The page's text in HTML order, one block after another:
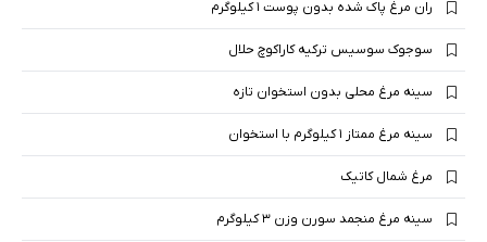
ران مرغ پاک شده بدون پوست ۱ کیلوگرم
سوجوک سوسیس ترکیه کاراکوچ حلال
سینه مرغ محلی بدون استخوان تازه
سینه مرغ ممتاز ۱ کیلوگرم با استخوان
مرغ شمال کاتیک
سینه مرغ منجمد سورن وزن ۳ کیلوگرم